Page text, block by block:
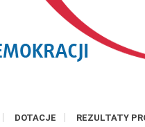
DOTACJE REZULTATY